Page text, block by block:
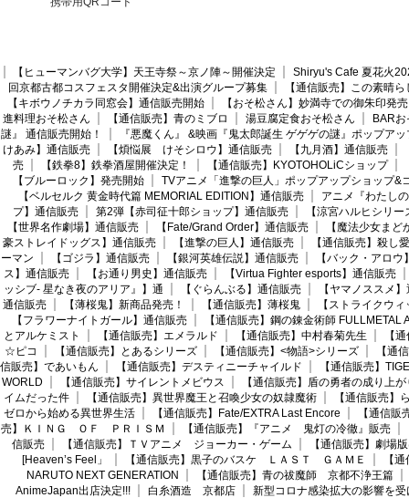
【ヒューマンバグ大学】天王寺祭～京ノ陣～開催決定
Shiryu's Cafe 夏花火
回京都古都コスフェスタ開催決定&出演グループ募集
【通信販売】この素晴
【キボウノチカラ同窓会】通信販売開始
【おそ松さん】妙満寺での御朱印発売
進料理おそ松さん
【通信販売】青のミブロ 湯豆腐定食おそ松さん
BAR
謎』 通信販売開始！
『悪魔くん』 &映画『鬼太郎誕生 ゲゲゲの謎』ポップア
けあみ】通信販売
【煩悩展 けそシロウ】通信販売 【九月酒】通信販売
売
【鉄拳8】鉄拳酒屋開催決定！ 【通信販売】KYOTOHOLiCショップ
【ブルーロック】発売開始
TVアニメ「進撃の巨人」ポップアップショップ&
【ベルセルク 黄金時代篇 MEMORIAL EDITION】通信販売
アニメ『わたし
プ】通信販売
第2弾【赤司征十郎ショップ】通信販売
【涼宮ハルヒシリ
【世界名作劇場】通信販売
【Fate/Grand Order】通信販売
【魔法少女ま
豪ストレイドッグス】通信販売
【進撃の巨人】通信販売
【通信販売】殺し愛
ーマン
【ゴジラ】通信販売 【銀河英雄伝説】通信販売
【バック・アロウ
ス】通信販売
【お通り男史】通信販売
【Virtua Fighter esports】通信販売
ッシブ- 星なき夜のアリア』】通
【ぐらんぶる】通信販売
【ヤマノススメ
通信販売
【薄桜鬼】新商品発売！ 【通信販売】薄桜鬼
【ストライクウ
【フラワーナイトガール】通信販売
【通信販売】鋼の錬金術師 FULLMETAL
とアルケミスト
【通信販売】エメラルド 【通信販売】中村春菊先生
【
☆ピコ
【通信販売】とあるシリーズ 【通信販売】<物語>シリーズ
【通
信販売】であいもん
【通信販売】デスティニーチャイルド
【通信販売】
WORLD
【通信販売】サイレントメビウス
【通信販売】盾の勇者の成り上が
イムだった件
【通信販売】異世界魔王と召喚少女の奴隷魔術
【通信販売】
ゼロから始める異世界生活
【通信販売】Fate/EXTRA Last Encore
【通信
売】ＫＩＮＧ ＯＦ ＰＲＩＳＭ
【通信販売】『アニメ 鬼灯の冷徹』販売
信販売
【通信販売】ＴＶアニメ ジョーカー・ゲーム
【通信販売】劇場
[Heaven’s Feel」
【通信販売】黒子のバスケ ＬＡＳＴ ＧＡＭＥ
【
NARUTO NEXT GENERATION
【通信販売】青の祓魔師 京都不浄王篇
AnimeJapan出店決定!!!
白糸酒造 京都店
新型コロナ感染拡大の影響を